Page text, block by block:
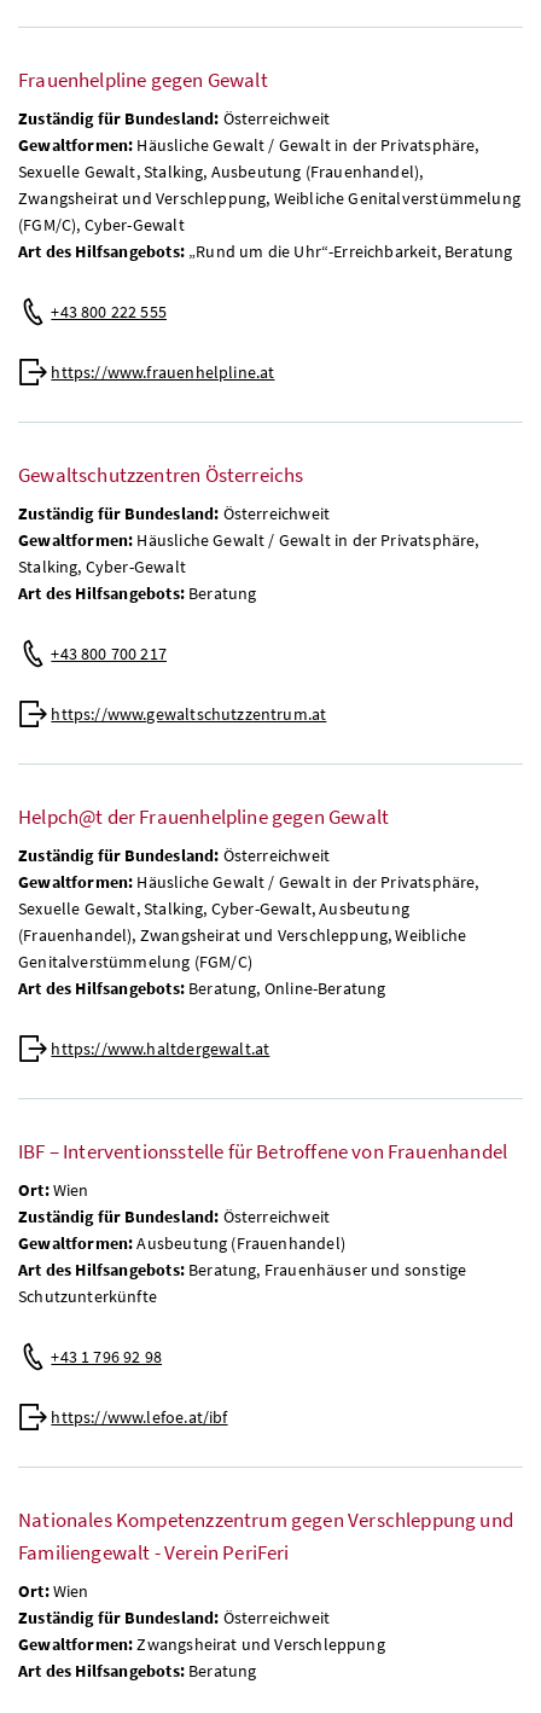
Frauenhelpline gegen Gewalt
Zuständig für Bundesland: Österreichweit
Gewaltformen: Häusliche Gewalt / Gewalt in der Privatsphäre,
Sexuelle Gewalt, Stalking, Ausbeutung (Frauenhandel),
Zwangsheirat und Verschleppung, Weibliche Genitalverstümmelung
(FGM/C), Cyber-Gewalt
Art des Hilfsangebots:„Rund um die Uhr“-Erreichbarkeit, Beratung
+43 800 222 555
https://www.frauenhelpline.at
Gewaltschutzzentren Österreichs
Zuständig für Bundesland: Österreichweit
Gewaltformen: Häusliche Gewalt / Gewalt in der Privatsphäre,
Stalking, Cyber-Gewalt
Art des Hilfsangebots:Beratung
+43 800 700 217
https://www.gewaltschutzzentrum.at
Helpch@t der Frauenhelpline gegen Gewalt
Zuständig für Bundesland: Österreichweit
Gewaltformen: Häusliche Gewalt / Gewalt in der Privatsphäre,
Sexuelle Gewalt, Stalking, Cyber-Gewalt, Ausbeutung
(Frauenhandel), Zwangsheirat und Verschleppung, Weibliche
Genitalverstümmelung (FGM/C)
Art des Hilfsangebots:Beratung, Online-Beratung
https://www.haltdergewalt.at
IBF – Interventionsstelle für Betroffene von Frauenhandel
Ort:Wien
Zuständig für Bundesland: Österreichweit
Gewaltformen:Ausbeutung (Frauenhandel)
Art des Hilfsangebots:Beratung, Frauenhäuser und sonstige
Schutzunterkünfte
+43 1 796 92 98
https://www.lefoe.at/ibf
Nationales Kompetenzzentrum gegen Verschleppung und
Familiengewalt - Verein PeriFeri
Ort:Wien
Zuständig für Bundesland: Österreichweit
Gewaltformen:Zwangsheirat und Verschleppung
Art des Hilfsangebots:Beratung